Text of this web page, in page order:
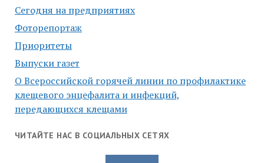
Сегодня на предприятиях
Фоторепортаж
Приоритеты
Выпуски газет
О Всероссийской горячей линии по профилактике
клещевого энцефалита и инфекций,
передающихся клещами
ЧИТАЙТЕ НАС В СОЦИАЛЬНЫХ СЕТЯХ